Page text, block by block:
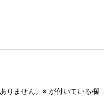
りません。 ※ が付いている欄